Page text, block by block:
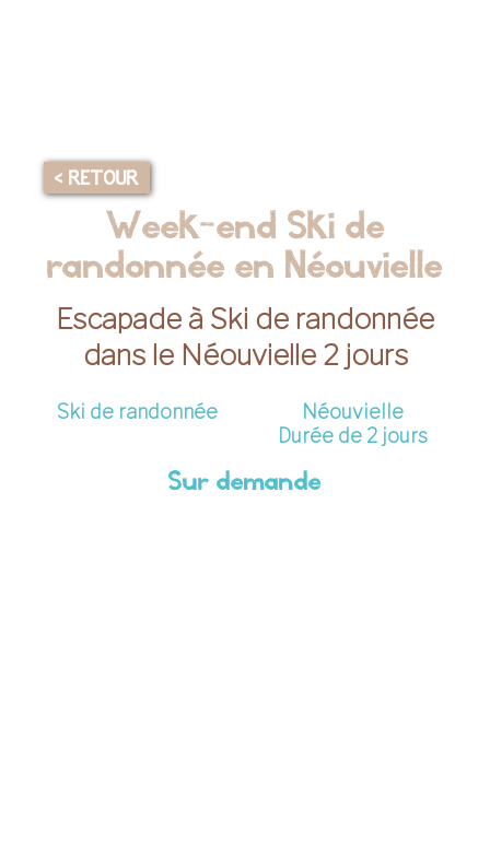
< RETOUR
Week-end Ski de
randonnée en Néouvielle
Escapade à Ski de randonnée
dans le Néouvielle 2 jours
Ski de randonnée
Néouvielle
Durée de 2 jours
Sur demande